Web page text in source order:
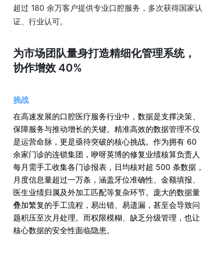
超过 180 余万客户提供专业口腔服务，多次获得国家认
证、行业认可。
为市场团队量身打造精细化管理系统，
协作增效 40%
挑战
在高速发展的口腔医疗服务行业中，数据是支撑决策、
保障服务与推动增长的关键。精准高效的数据管理不仅
是运营命脉，更是亟待突破的核心挑战。作为拥有 60
余家门诊的连锁集团，咿呀英博的修复业绩核算负责人
每月需手工收集各门诊报表，日均核对超 500 条数据，
月度信息量超过一万条，涵盖牙位准确性、金额填报、
医生业绩归属及外加工匹配等复杂环节。庞大的数据量
叠加繁复的手工流程，易出错、易遗漏，甚至会导致问
题积压至次月处理。而权限模糊、缺乏分级管理，也让
核心数据的安全性面临隐患。